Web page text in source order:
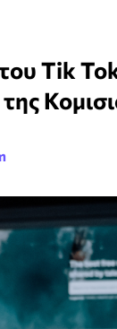
Tik